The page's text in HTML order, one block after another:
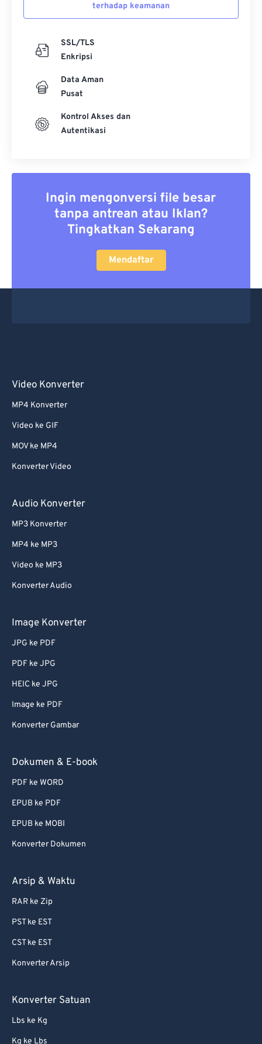
terhadap keamanan
SSL/TLS
Enkripsi
Data Aman
Pusat
Kontrol Akses dan
Autentikasi
Ingin mengonversi file besar
tanpa antrean atau Iklan?
Tingkatkan Sekarang
Mendaftar
Video Konverter
MP4 Konverter
Video ke GIF
MOV ke MP4
Konverter Video
Audio Konverter
MP3 Konverter
MP4 ke MP3
Video ke MP3
Konverter Audio
Image Konverter
JPG ke PDF
PDF ke JPG
HEIC ke JPG
Image ke PDF
Konverter Gambar
Dokumen & E-book
PDF ke WORD
EPUB ke PDF
EPUB ke MOBI
Konverter Dokumen
Arsip & Waktu
RAR ke Zip
PST ke EST
CST ke EST
Konverter Arsip
Konverter Satuan
Lbs ke Kg
Kg ke Lbs